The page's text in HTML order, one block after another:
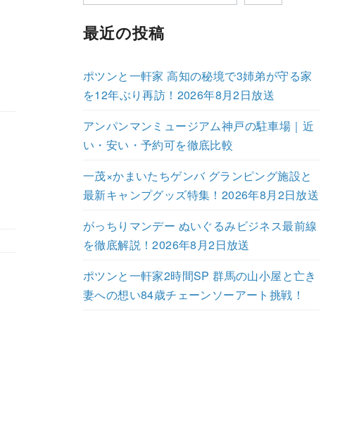
最近の投稿
ポツンと一軒家 高知の秘境で3姉弟が守る家
を12年ぶり再訪！2026年8月2日放送
アンパンマンミュージアム神戸の駐車場｜近
い・安い・予約可を徹底比較
一茂×かまいたちゲンバ グランピング施設と
最新キャンプグッズ特集！2026年8月2日放送
がっちりマンデー ぬいぐるみビジネス最前線
を徹底解説！2026年8月2日放送
ポツンと一軒家2時間SP 群馬の山小屋と亡き
妻への想い84歳チェーンソーアート挑戦！